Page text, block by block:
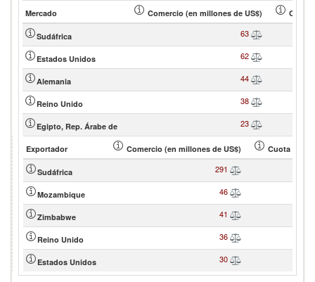
Mercado Comercio (en millones de US$) Cuota
Sudáfrica 63
Estados Unidos 62
Alemania 44
Reino Unido 38
Egipto, Rep. Árabe de 23
Exportador Comercio (en millones de US$) Cuota de
Sudáfrica 291
Mozambique 46
Zimbabwe 41
Reino Unido 36
Estados Unidos 30